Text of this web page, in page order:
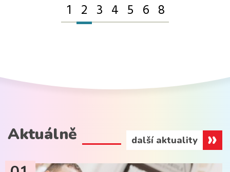
1 2 3 4 5 6 8
Aktuálně další aktuality